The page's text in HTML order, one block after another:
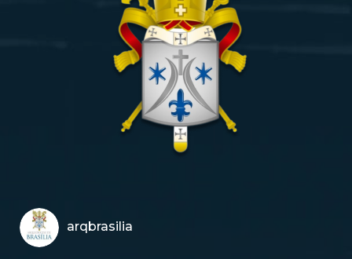
arqbrasilia